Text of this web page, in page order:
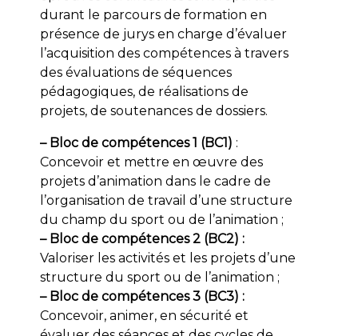
durant le parcours de formation en
présence de jurys en charge d’évaluer
l’acquisition des compétences à travers
des évaluations de séquences
pédagogiques, de réalisations de
projets, de soutenances de dossiers.
– Bloc de compétences 1 (BC1) :
Concevoir et mettre en œuvre des
projets d’animation dans le cadre de
l’organisation de travail d’une structure
du champ du sport ou de l’animation ;
– Bloc de compétences 2 (BC2) :
Valoriser les activités et les projets d’une
structure du sport ou de l’animation ;
– Bloc de compétences 3 (BC3) :
Concevoir, animer, en sécurité et